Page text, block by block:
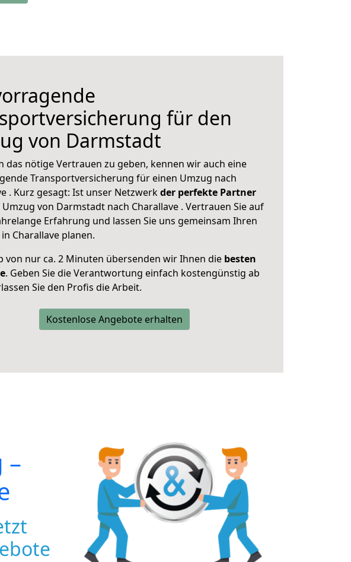
für den
von Darmstadt
das nötige Vertrauen zu geben, kennen wir auch eine
Transportversicherung für einen Umzug nach
. Kurz gesagt: Ist unser Netzwerkder perfekte Partner
von Darmstadt nach Charallave . Vertrauen Sie auf
Erfahrung und lassen Sie uns gemeinsam Ihren
Charallave planen.
von nur ca. 2 Minuten übersenden wir Ihnen die besten
. Geben Sie die Verantwortung einfach kostengünstig ab
Sie den Profis die Arbeit.
Kostenlose Angebote erhalten
–